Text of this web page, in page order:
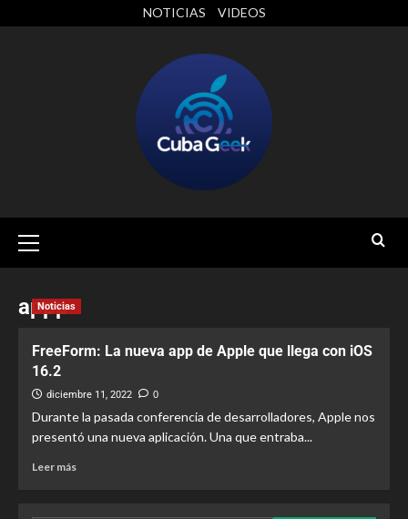
NOTICIAS VIDEOS
appp
Noticias
FreeForm: La nueva app de Apple que llega con iOS
16.2
diciembre 11, 2022 0
Durante la pasada conferencia de desarrolladores, Apple nos
presentó una nueva aplicación. Una que entraba...
Leer más